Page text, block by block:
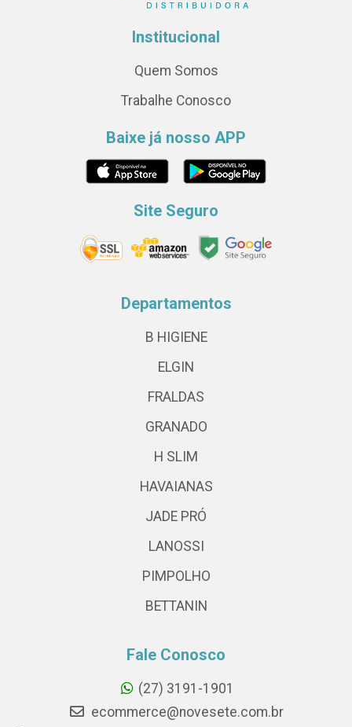
Institucional
Quem Somos
Trabalhe Conosco
Baixe já nosso APP
Site Seguro
Departamentos
B HIGIENE
ELGIN
FRALDAS
GRANADO
H SLIM
HAVAIANAS
JADE PRÓ
LANOSSI
PIMPOLHO
BETTANIN
Fale Conosco
(27) 3191-1901
ecommerce@novesete.com.br